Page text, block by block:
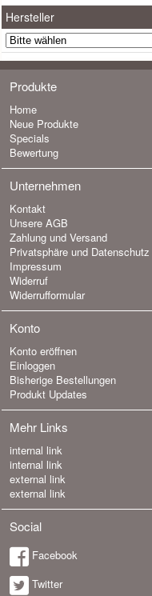
Hersteller
Produkte
Home
Neue Produkte
Specials
Bewertung
Unternehmen
Kontakt
Unsere AGB
Zahlung und Versand
Privatsphäre und Datenschutz
Impressum
Widerruf
Widerrufformular
Konto
Konto eröffnen
Einloggen
Bisherige Bestellungen
Produkt Updates
Mehr Links
internal link
internal link
external link
external link
Social
Facebook
Twitter